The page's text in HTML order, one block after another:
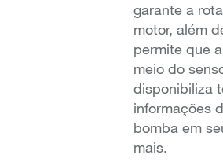
garante a
motor, além
permite que
meio do
disponibiliza
informações
bomba em
mais.